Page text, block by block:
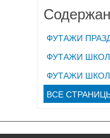
ФУТАЖИ
ФУТАЖИ
ФУТАЖИ
ВСЕ